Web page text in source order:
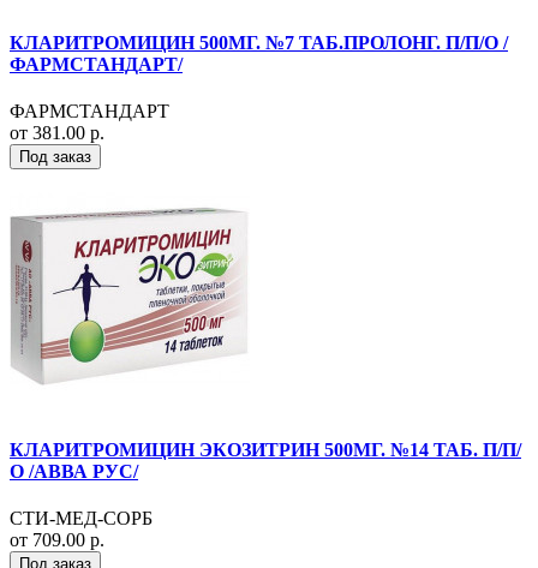
КЛАРИТРОМИЦИН 500МГ. №7 ТАБ.ПРОЛОНГ. П/П/О /
ФАРМСТАНДАРТ/
ФАРМСТАНДАРТ
от 381.00 р.
Под заказ
КЛАРИТРОМИЦИН ЭКОЗИТРИН 500МГ. №14 ТАБ. П/П/
О /АВВА РУС/
СТИ-МЕД-СОРБ
от 709.00 р.
Под заказ